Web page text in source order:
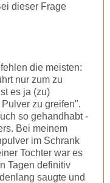
dieser Frage
die meisten:
nur zum zu
es ja (zu)
zu greifen".
so gehandhabt -
Bei meinem
im Schrank
Tochter war es
Tagen definitiv
saugte und